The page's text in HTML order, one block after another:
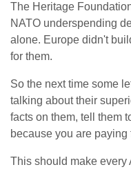
The Heritage
NATO underspending
alone. Europe didn't
for them.
So the next time some
talking about their
facts on them, tell them
because you are paying
This should make every